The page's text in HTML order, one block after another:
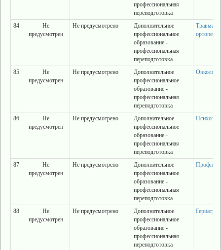
профессиональная
переподготовка
84
Не
предусмотрен
Не предусмотрено
Дополнительное
профессиональное
образование -
профессиональная
переподготовка
ортопедия
85
Не
предусмотрен
Не предусмотрено
Дополнительное
профессиональное
образование -
профессиональная
переподготовка
86
Не
предусмотрен
Не предусмотрено
Дополнительное
профессиональное
образование -
профессиональная
переподготовка
87
Не
предусмотрен
Не предусмотрено
Дополнительное
профессиональное
образование -
профессиональная
переподготовка
88
Не
предусмотрен
Не предусмотрено
Дополнительное
профессиональное
образование -
профессиональная
переподготовка
Гериатрия